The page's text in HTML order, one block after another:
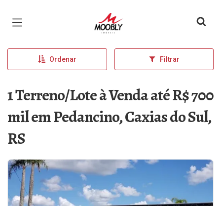
Página inicial
Ordenar Filtrar
1 Terreno/Lote à Venda até R$ 700
mil em Pedancino, Caxias do Sul,
RS